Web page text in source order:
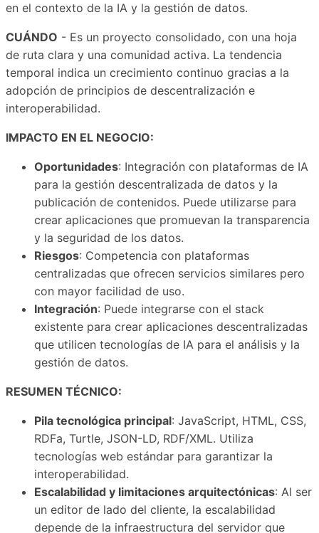
en el contexto de la IA y la gestión de datos.
CUÁNDO - Es un proyecto consolidado, con una hoja
de ruta clara y una comunidad activa. La tendencia
temporal indica un crecimiento continuo gracias a la
adopción de principios de descentralización e
interoperabilidad.
IMPACTO EN EL NEGOCIO:
Oportunidades: Integración con plataformas de IA
para la gestión descentralizada de datos y la
publicación de contenidos. Puede utilizarse para
crear aplicaciones que promuevan la transparencia
y la seguridad de los datos.
Riesgos: Competencia con plataformas
centralizadas que ofrecen servicios similares pero
con mayor facilidad de uso.
Integración: Puede integrarse con el stack
existente para crear aplicaciones descentralizadas
que utilicen tecnologías de IA para el análisis y la
gestión de datos.
RESUMEN TÉCNICO:
Pila tecnológica principal: JavaScript, HTML, CSS,
RDFa, Turtle, JSON-LD, RDF/XML. Utiliza
tecnologías web estándar para garantizar la
interoperabilidad.
Escalabilidad y limitaciones arquitectónicas: Al ser
un editor de lado del cliente, la escalabilidad
depende de la infraestructura del servidor que